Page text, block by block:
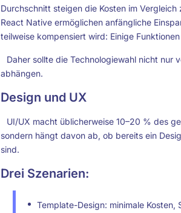
Durchschnitt steigen die Kosten im
React Native ermöglichen anfängliche
teilweise kompensiert wird: Einige
Daher sollte die Technologiewahl nicht
abhängen.
Design und UX
UI/UX macht üblicherweise 10–20 % des
sondern hängt davon ab, ob bereits ein
sind.
Drei Szenarien:
Template-Design: minimale Kosten,